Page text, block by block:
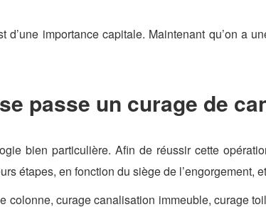
importance capitale. Maintenant qu’on a
passe un curage de
bien particulière. Afin de réussir cette
étapes, en fonction du siège de l’engorgement,
curage canalisation immeuble, curage